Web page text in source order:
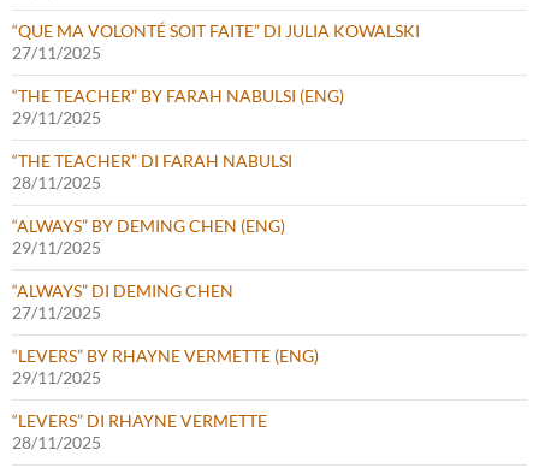
“QUE MA VOLONTÉ SOIT FAITE” DI JULIA KOWALSKI
27/11/2025
“THE TEACHER” BY FARAH NABULSI (ENG)
29/11/2025
“THE TEACHER” DI FARAH NABULSI
28/11/2025
“ALWAYS” BY DEMING CHEN (ENG)
29/11/2025
“ALWAYS” DI DEMING CHEN
27/11/2025
“LEVERS” BY RHAYNE VERMETTE (ENG)
29/11/2025
“LEVERS” DI RHAYNE VERMETTE
28/11/2025